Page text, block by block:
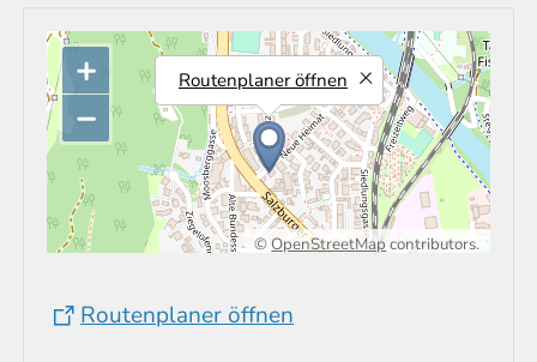
Routenplaner öffnen
+
−
©OpenStreetMap contributors.
Routenplaner öffnen